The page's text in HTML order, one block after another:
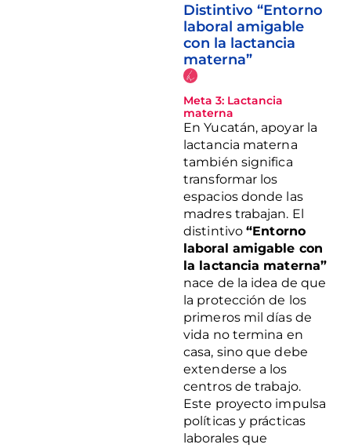
Distintivo “Entorno
laboral amigable
con la lactancia
materna”
Meta 3: Lactancia
materna
En Yucatán, apoyar la
lactancia materna
también significa
transformar los
espacios donde las
madres trabajan. El
distintivo“Entorno
laboral amigable con
la lactancia materna”
nace de la idea de que
la protección de los
primeros mil días de
vida no termina en
casa, sino que debe
extenderse a los
centros de trabajo.
Este proyecto impulsa
políticas y prácticas
laborales que